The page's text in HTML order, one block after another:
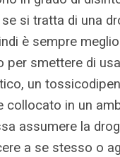
si tratta di una
è sempre
per smettere di
un
collocato in un
assumere la
a se stesso o